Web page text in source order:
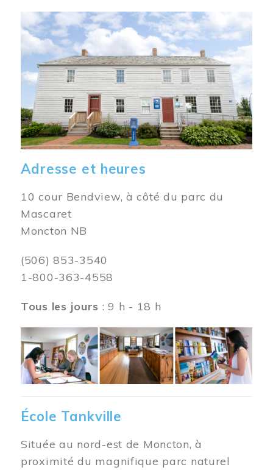
Image
Adresse et heures
10 cour Bendview, à côté du parc du
Mascaret
Moncton NB
(506) 853-3540
1-800-363-4558
Tous les jours : 9 h - 18 h
Image
École Tankville
Située au nord-est de Moncton, à
proximité du magnifique parc naturel